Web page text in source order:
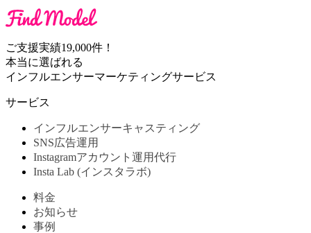
ご支援実績19,000件！
本当に選ばれる
インフルエンサーマーケティングサービス
サービス
インフルエンサーキャスティング
SNS広告運用
Instagramアカウント運用代行
Insta Lab (インスタラボ)
料金
お知らせ
事例